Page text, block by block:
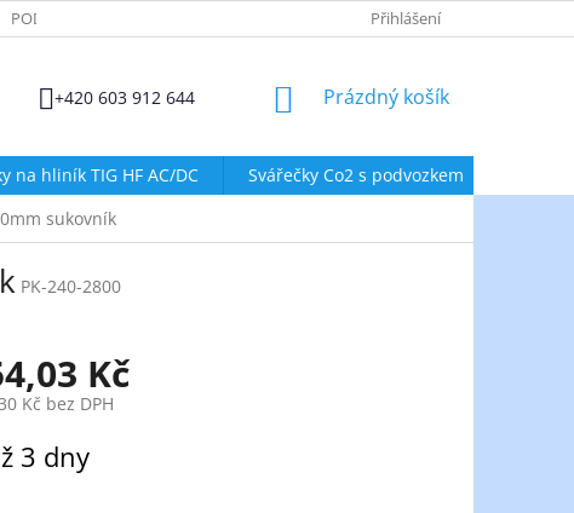
PODMÍNKY OCHRANY OSOBNÍCH ÚDAJŮ ZÁSADY POUŽÍVÁNÍ
Přihlášení
+420 603 912 644
NÁKUPNÍ
Prázdný košík
na hliník TIG HF AC/DC Svářečky Co2 s podvozkem
sukovník
PK-240-2800
Kč
Kč bez DPH
3 dny